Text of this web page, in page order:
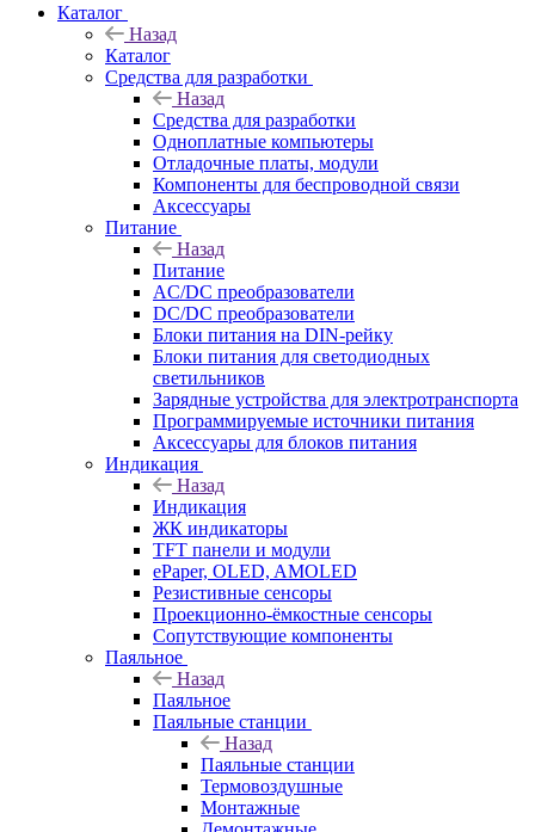
Каталог
Назад
Каталог
Средства для разработки
Назад
Средства для разработки
Одноплатные компьютеры
Отладочные платы, модули
Компоненты для беспроводной связи
Аксессуары
Питание
Назад
Питание
AC/DC преобразователи
DC/DC преобразователи
Блоки питания на DIN-рейку
Блоки питания для светодиодных
светильников
Зарядные устройства для электротранспорта
Программируемые источники питания
Аксессуары для блоков питания
Индикация
Назад
Индикация
ЖК индикаторы
TFT панели и модули
ePaper, OLED, AMOLED
Резистивные сенсоры
Проекционно-ёмкостные сенсоры
Сопутствующие компоненты
Паяльное
Назад
Паяльное
Паяльные станции
Назад
Паяльные станции
Термовоздушные
Монтажные